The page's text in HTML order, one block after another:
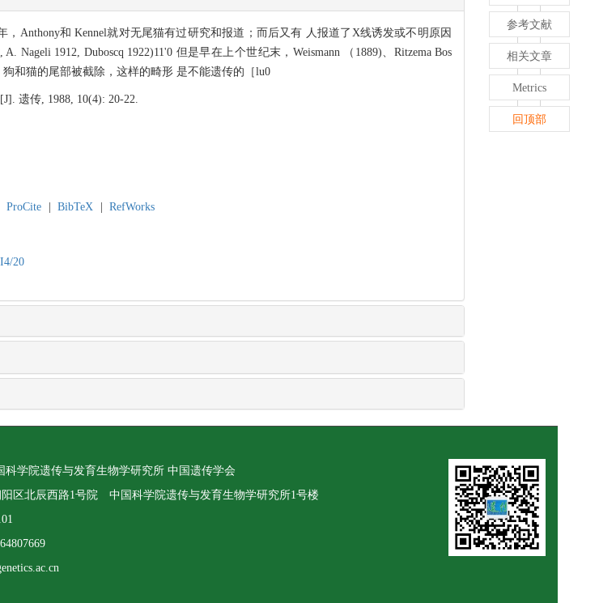
Anthony和 Kennel就对无尾猫有过研究和报道；而后又有 人报道了X线诱发或不明原因
Nageli 1912, Duboscq 1922)11'0 但是早在上个世纪末，Weismann （1889)、Ritzema Bos
和猫的尾部被截除，这样的畸形 是不能遗传的［lu0
遗传, 1988, 10(4): 20-22.
ProCite BibTeX RefWorks
20
参考文献
相关文章
Metrics
回顶部
科学院遗传与发育生物学研究所 中国遗传学会
阳区北辰西路1号院 中国科学院遗传与发育生物学研究所1号楼